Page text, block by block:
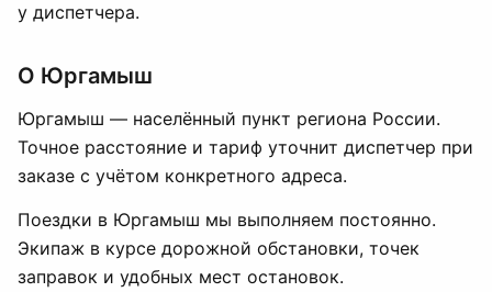
у диспетчера.
О Юргамыш
Юргамыш — населённый пункт региона России.
Точное расстояние и тариф уточнит диспетчер при
заказе с учётом конкретного адреса.
Поездки в Юргамыш мы выполняем постоянно.
Экипаж в курсе дорожной обстановки, точек
заправок и удобных мест остановок.